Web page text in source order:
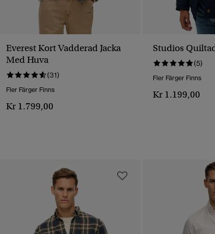
Everest Kort Vadderad Jacka
Med Huva
(31)
Fler Färger Finns
Kr 1.799,00
Studios
(5)
Fler Färger Finns
Kr 1.199,00